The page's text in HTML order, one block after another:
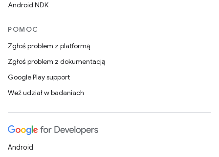
Android NDK
POMOC
Zgłoś problem z platformą
Zgłoś problem z dokumentacją
Google Play support
Weź udział w badaniach
Android